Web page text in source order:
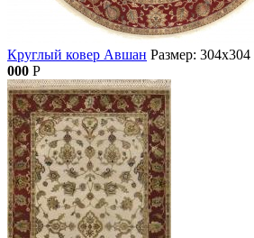
Круглый ковер Авшан Размер: 304х304
000 Р